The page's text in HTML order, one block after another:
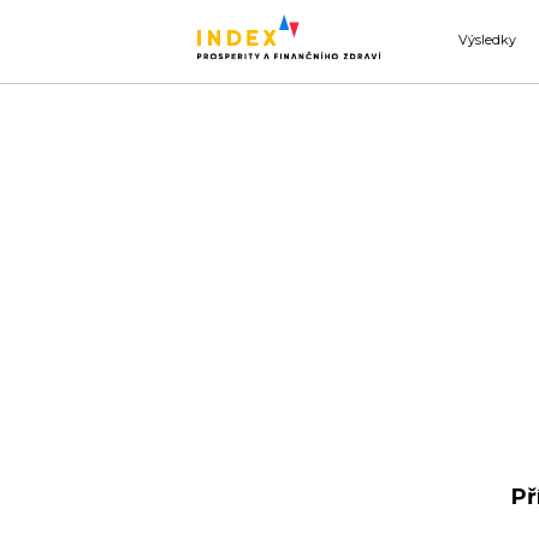
Výsledky